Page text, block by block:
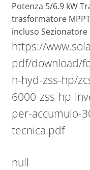
Potenza 5/6.9 kW
trasformatore
incluso
https://
pdf/download/
h-hyd-zss-hp/
6000-zss-hp-
per-accumulo-
tecnica.pdf
null